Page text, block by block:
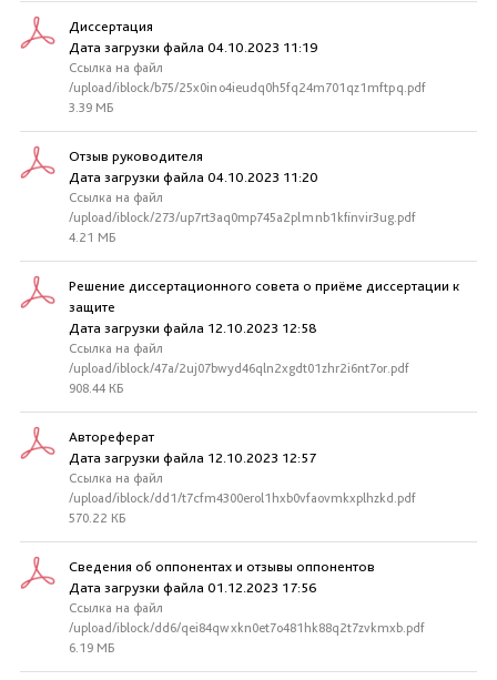
Диссертация
Дата загрузки файла 04.10.2023 11:19
Ссылка на файл
/upload/iblock/b75/25x0ino4ieudq0h5fq24m701qz1mftpq.pdf
3.39 МБ
Отзыв руководителя
Дата загрузки файла 04.10.2023 11:20
Ссылка на файл
/upload/iblock/273/up7rt3aq0mp745a2plmnb1kfinvir3ug.pdf
4.21 МБ
Решение диссертационного совета о приёме диссертации к
защите
Дата загрузки файла 12.10.2023 12:58
Ссылка на файл
/upload/iblock/47a/2uj07bwyd46qln2xgdt01zhr2i6nt7or.pdf
908.44 КБ
Автореферат
Дата загрузки файла 12.10.2023 12:57
Ссылка на файл
/upload/iblock/dd1/t7cfm4300erol1hxb0vfaovmkxplhzkd.pdf
570.22 КБ
Сведения об оппонентах и отзывы оппонентов
Дата загрузки файла 01.12.2023 17:56
Ссылка на файл
/upload/iblock/dd6/qei84qwxkn0et7o481hk88q2t7zvkmxb.pdf
6.19 МБ